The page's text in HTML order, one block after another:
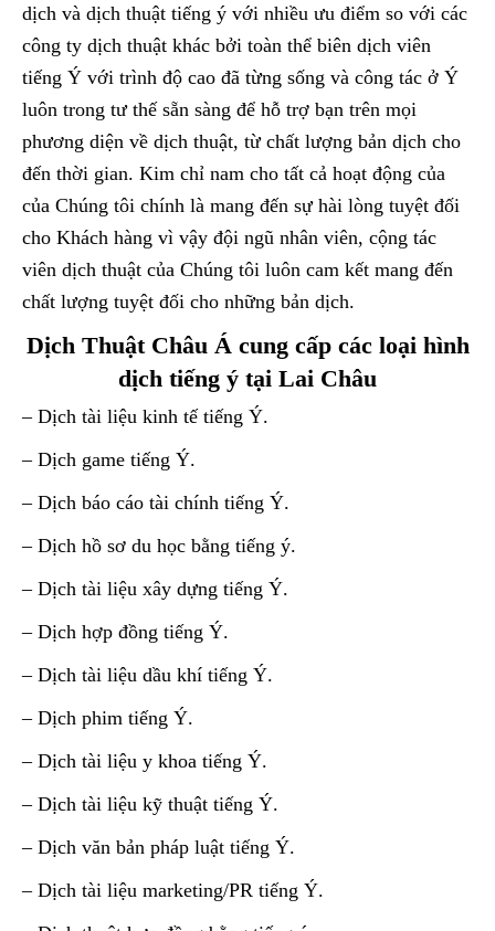
dịch và dịch thuật tiếng ý với nhiều ưu điểm so với các
công ty dịch thuật khác bởi toàn thể biên dịch viên
tiếng Ý với trình độ cao đã từng sống và công tác ở Ý
luôn trong tư thế sẵn sàng để hỗ trợ bạn trên mọi
phương diện về dịch thuật, từ chất lượng bản dịch cho
đến thời gian. Kim chỉ nam cho tất cả hoạt động của
của Chúng tôi chính là mang đến sự hài lòng tuyệt đối
cho Khách hàng vì vậy đội ngũ nhân viên, cộng tác
viên dịch thuật của Chúng tôi luôn cam kết mang đến
chất lượng tuyệt đối cho những bản dịch.
Dịch Thuật Châu Á cung cấp các loại hình
dịch tiếng ý tại Lai Châu
– Dịch tài liệu kinh tế tiếng Ý.
– Dịch game tiếng Ý.
– Dịch báo cáo tài chính tiếng Ý.
– Dịch hồ sơ du học bằng tiếng ý.
– Dịch tài liệu xây dựng tiếng Ý.
– Dịch hợp đồng tiếng Ý.
– Dịch tài liệu dầu khí tiếng Ý.
– Dịch phim tiếng Ý.
– Dịch tài liệu y khoa tiếng Ý.
– Dịch tài liệu kỹ thuật tiếng Ý.
– Dịch văn bản pháp luật tiếng Ý.
– Dịch tài liệu marketing/PR tiếng Ý.